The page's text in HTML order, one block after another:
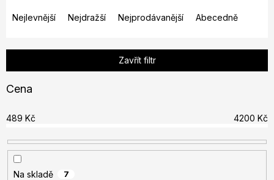
a
e
n
í
p
r
d
u
Nejlevnější Nejdražší Nejprodávanější Abecedně
Zavřít filtr
Cena
489 Kč 4200 Kč
Na skladě 7